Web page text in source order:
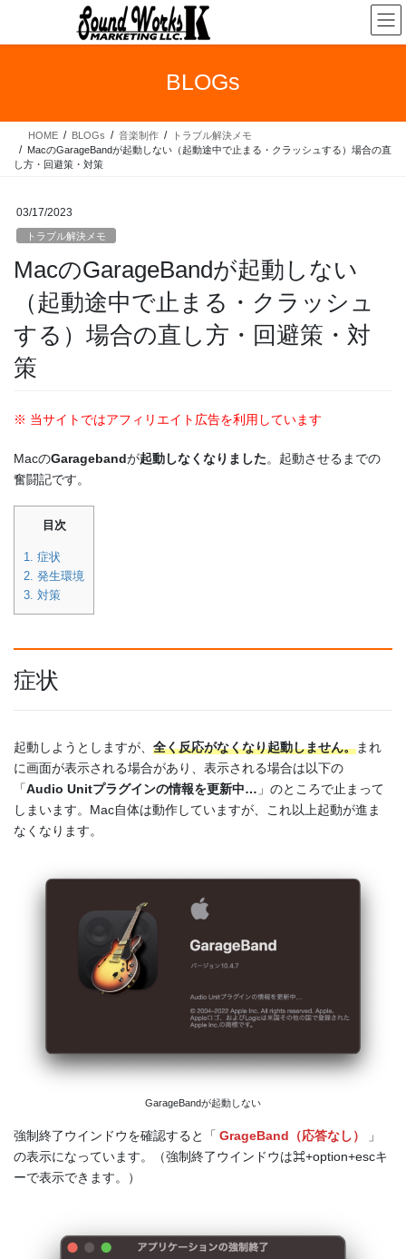
テ
ス
ゲ
ン
BLOGs
HOME BLOGs 音楽制作
トラブル解決メモ
MacのGarageBandが起動しない（起動途中で止まる・クラッシュする）場合の直
し方・回避策・対策
03/17/2023
トラブル解決メモ
MacのGarageBandが起動しない
（起動途中で止まる・クラッシュ
する）場合の直し方・回避策・対
策
※ 当サイトではアフィリエイト広告を利用しています
MacのGaragebandが起動しなくなりました。起動させるまでの
奮闘記です。
目次
1. 症状
2. 発生環境
3. 対策
症状
起動しようとしますが、 全く反応がなくなり起動しません。まれ
に画面が表示される場合があり、表示される場合は以下の
「Audio Unitプラグインの情報を更新中… 」のところで止まって
しまいます。Mac自体は動作していますが、これ以上起動が進ま
なくなります。
GarageBandが起動しない
強制終了ウインドウを確認すると「 GrageBand（応答なし）
」
の表示になっています。（強制終了ウインドウは⌘+option+escキ
ーで表示できます。）